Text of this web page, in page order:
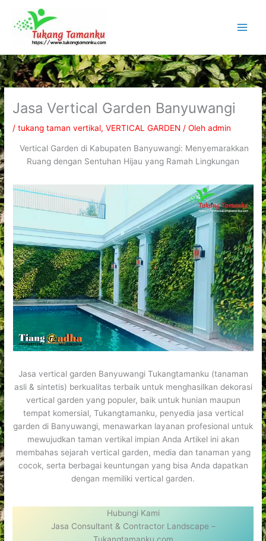
konten
Jasa Vertical Garden Banyuwangi
/tukang taman vertikal,VERTICAL GARDEN / Olehadmin
Vertical Garden di Kabupaten Banyuwangi: Menyemarakkan
Ruang dengan Sentuhan Hijau yang Ramah Lingkungan
Jasa vertical garden Banyuwangi Tukangtamanku (tanaman
asli & sintetis) berkualitas terbaik untuk menghasilkan dekorasi
vertical garden yang populer, baik untuk hunian maupun
tempat komersial, Tukangtamanku, penyedia jasa vertical
garden di Banyuwangi, menawarkan layanan profesional untuk
mewujudkan taman vertikal impian Anda Artikel ini akan
membahas sejarah vertical garden, media dan tanaman yang
cocok, serta berbagai keuntungan yang bisa Anda dapatkan
dengan memiliki vertical garden.
Hubungi Kami
Jasa Consultant & Contractor Landscape –
Tukangtamanku.com